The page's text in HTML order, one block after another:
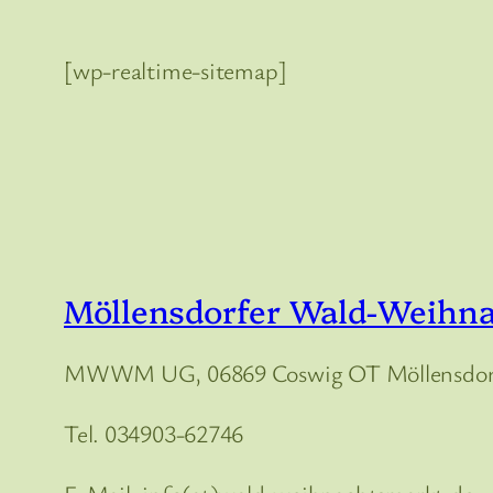
[wp-realtime-sitemap]
Möllensdorfer Wald-
MWWM UG, 06869 Coswig OT
Tel. 034903-62746